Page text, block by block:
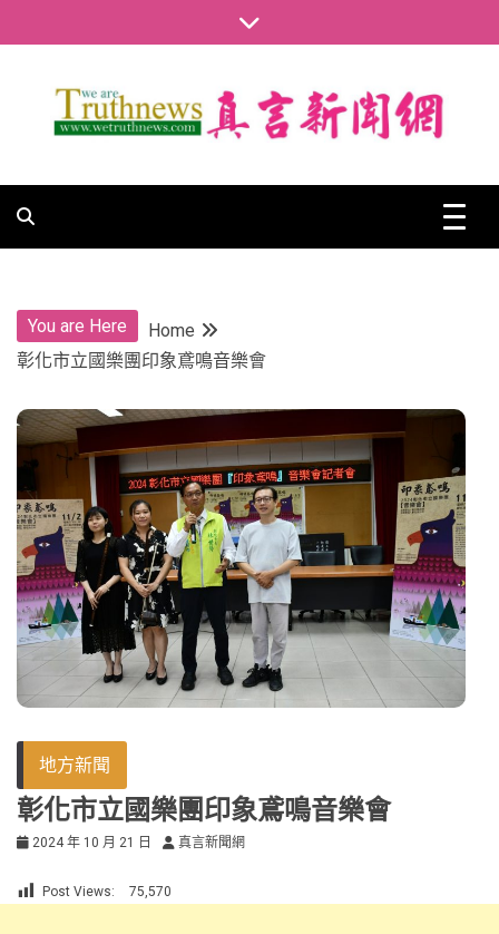
to
真言新聞網
You are Here
Home
彰化市立國樂團印象鳶鳴音樂會
地方新聞
彰化市立國樂團印象鳶鳴音樂會
2024 年 10 月 21 日 真言新聞網
Post Views: 75,570